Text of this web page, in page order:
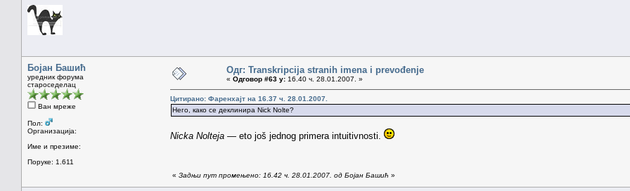
Бојан Башић
уредник форума
староседелац
Ван мреже
Пол:
Организација:
Име и презиме:
Поруке: 1.611
Одг: Transkripcija stranih imena i prevođenje
« Одговор #63 у: 16.40 ч. 28.01.2007. »
Цитирано: Фаренхајт на 16.37 ч. 28.01.2007.
Него, како се деклинира Nick Nolte?
Nicka Nolteja — eto još jednog primera intuitivnosti.
« Задњи пут промењено: 16.42 ч. 28.01.2007. од Бојан Башић »